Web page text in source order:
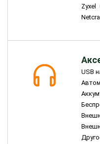
Zyxel
USB